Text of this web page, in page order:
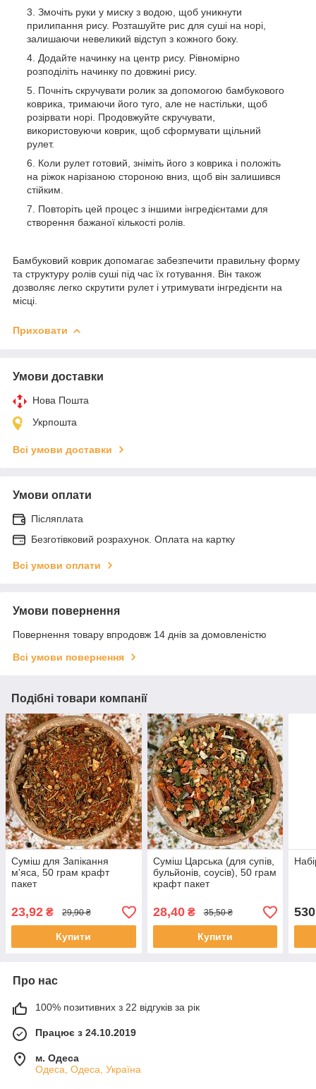
Змочіть руки у миску з водою, щоб уникнути
прилипання рису. Розташуйте рис для суші на норі,
залишаючи невеликий відступ з кожного боку.
Додайте начинку на центр рису. Рівномірно
розподіліть начинку по довжині рису.
Почніть скручувати ролик за допомогою бамбукового
коврика, тримаючи його туго, але не настільки, щоб
розірвати норі. Продовжуйте скручувати,
використовуючи коврик, щоб сформувати щільний
рулет.
Коли рулет готовий, зніміть його з коврика і положіть
на ріжок нарізаною стороною вниз, щоб він залишився
стійким.
Повторіть цей процес з іншими інгредієнтами для
створення бажаної кількості ролів.
Бамбуковий коврик допомагає забезпечити правильну форму
та структуру ролів суші під час їх готування. Він також
дозволяє легко скрутити рулет і утримувати інгредієнти на
місці.
Приховати
Умови доставки
Нова Пошта
Укрпошта
Всі умови доставки
Умови оплати
Післяплата
Безготівковий розрахунок. Оплата на картку
Всі умови оплати
Умови повернення
Повернення товару впродовж 14 днів за домовленістю
Всі умови повернення
Подібні товари компанії
Суміш для Запікання
м'яса, 50 грам крафт
пакет
23,92 ₴ 29,90 ₴
Купити
Суміш Царська (для супів,
бульйонів, соусів), 50 грам
крафт пакет
28,40₴ 35,50 ₴
Купити
530
Про нас
100% позитивних з 22 відгуків за рік
Працює з 24.10.2019
м. Одеса
Одеса, Одеса, Україна